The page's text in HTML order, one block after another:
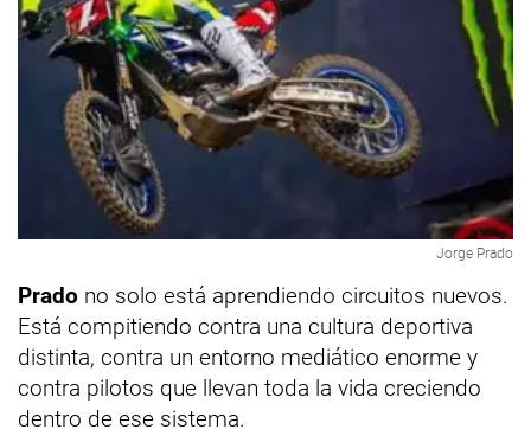
Jorge Prado
Prado no solo está aprendiendo circuitos nuevos.
Está compitiendo contra una cultura deportiva
distinta, contra un entorno mediático enorme y
contra pilotos que llevan toda la vida creciendo
dentro de ese sistema.